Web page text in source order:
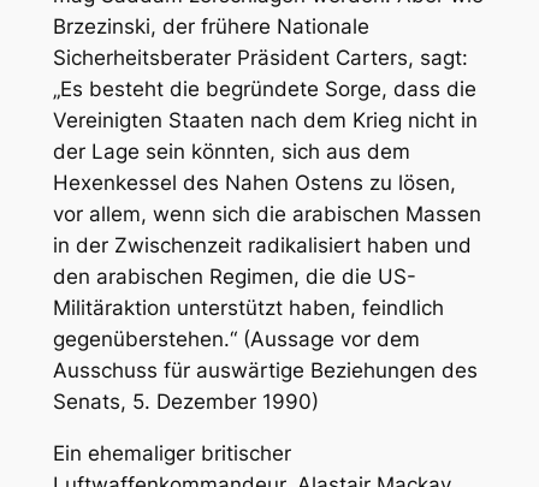
Brzezinski, der frühere Nationale
Sicherheitsberater Präsident Carters, sagt:
„Es besteht die begründete Sorge, dass die
Vereinigten Staaten nach dem Krieg nicht in
der Lage sein könnten, sich aus dem
Hexenkessel des Nahen Ostens zu lösen,
vor allem, wenn sich die arabischen Massen
in der Zwischenzeit radikalisiert haben und
den arabischen Regimen, die die US-
Militäraktion unterstützt haben, feindlich
gegenüberstehen.“ (Aussage vor dem
Ausschuss für auswärtige Beziehungen des
Senats, 5. Dezember 1990)
Ein ehemaliger britischer